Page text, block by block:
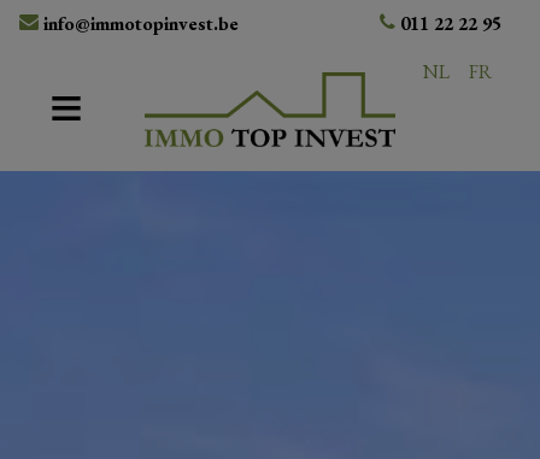
info@immotopinvest.be
011 22 22 95
NL
FR